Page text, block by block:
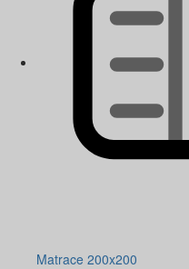
Matrace 200x200